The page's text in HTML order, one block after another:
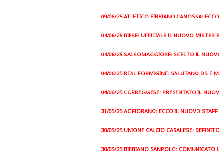
09/06/25 ATLETICO BIBBIANO CANOSSA:
04/06/25 RIESE: UFFICIALE IL NUOVO MISTER
04/06/25 SALSOMAGGIORE: SCELTO IL
04/06/25 REAL FORMIGINE: SALUTANO DS E
04/06/25 CORREGGESE: PRESENTATO IL
31/05/25 AC FIORANO: ECCO IL NUOVO STAFF
30/05/25 UNIONE CALCIO CASALESE:
30/05/25 BIBBIANO SANPOLO: COMUNICATO